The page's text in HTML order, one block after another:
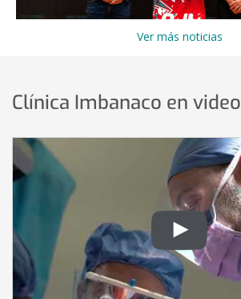
Ver más noticias
Clínica Imbanaco en video
Número
diapositivas: